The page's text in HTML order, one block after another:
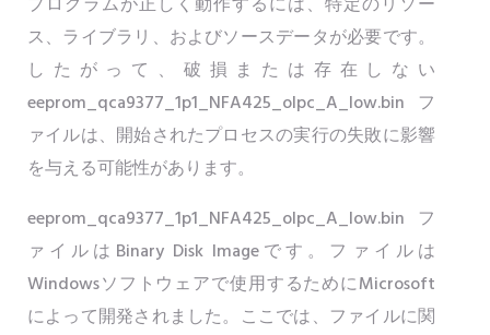
ス、ライブラリ、およびソースデータが必要です。
したがって、破損または存在しない
eeprom_qca9377_1p1_NFA425_olpc_A_low.binフ
ァイルは、開始されたプロセスの実行の失敗に影響
を与える可能性があります。
eeprom_qca9377_1p1_NFA425_olpc_A_low.binフ
ァイルはBinary Disk Imageです。ファイルは
Windowsソフトウェアで使用するためにMicrosoft
によって開発されました。ここでは、ファイルに関